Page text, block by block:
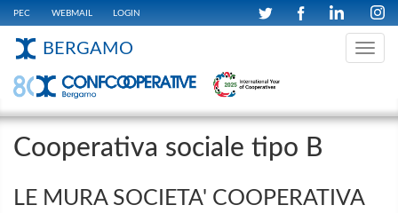
PEC WEBMAIL LOGIN
Toggle
BERGAMO
Cooperativa sociale tipo B
LE MURA SOCIETA' COOPERATIVA